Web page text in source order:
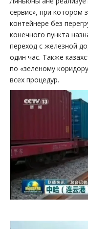
сервис», при котором
контейнере без
конечного пункта
переход с железной
один час. Также
по «зеленому
всех процедур.